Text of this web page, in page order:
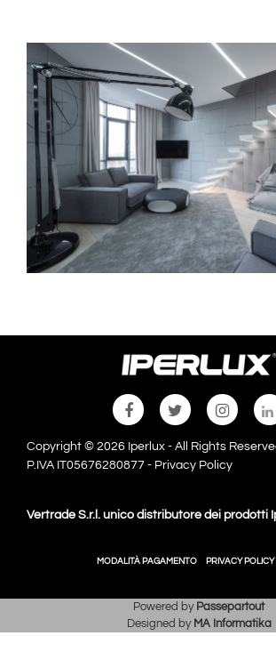
Copyright © 2026 Iperlux - All Rights
P.IVA IT05676280877 - Privacy Policy
Vertrade S.r.l. unico distributore dei prodotti
MODALITÀ PAGAMENTO PRIVACY POLICY
Powered by Passepartout
Designed by MA Informatika